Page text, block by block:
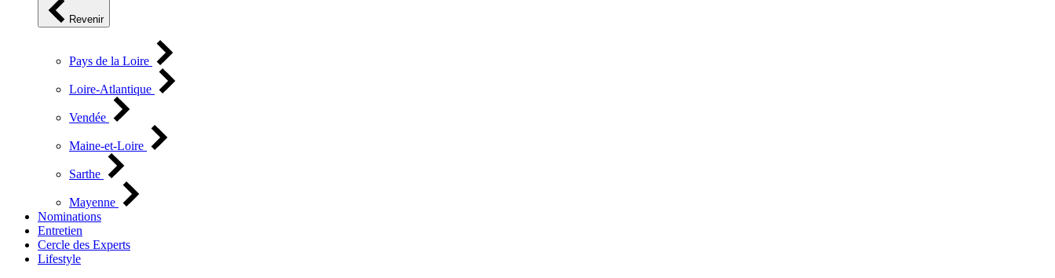
Revenir
Pays de la Loire
Loire-Atlantique
Vendée
Maine-et-Loire
Sarthe
Mayenne
Nominations
Entretien
Cercle des Experts
Lifestyle